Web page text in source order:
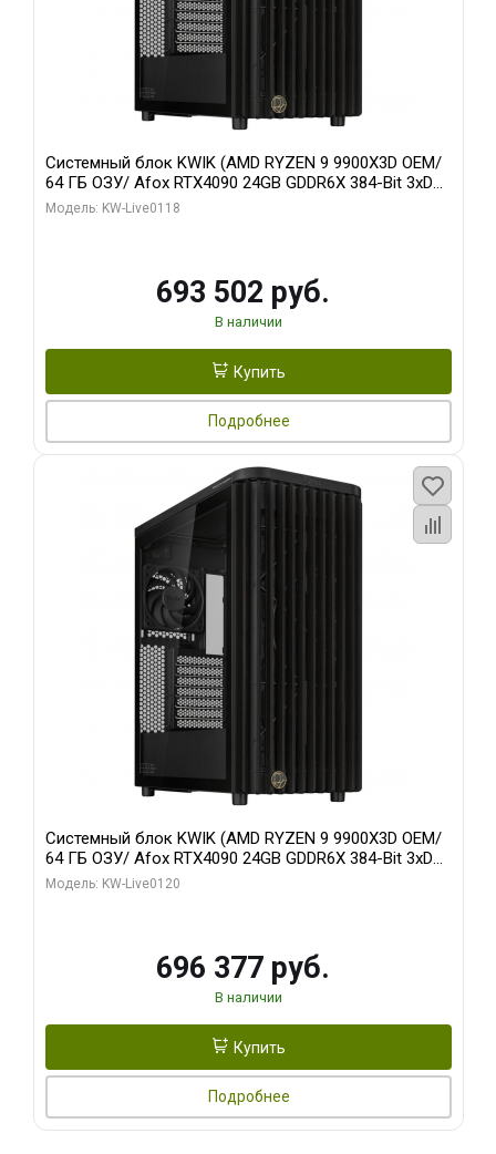
Системный блок KWIK (AMD RYZEN 9 9900X3D OEM/
64 ГБ ОЗУ/ Afox RTX4090 24GB GDDR6X 384-Bit 3xDP
HDMI ATX Turbo/ 960 ГБ SSD)
Модель: KW-Live0118
693 502 руб.
В наличии
Купить
Подробнее
Системный блок KWIK (AMD RYZEN 9 9900X3D OEM/
64 ГБ ОЗУ/ Afox RTX4090 24GB GDDR6X 384-Bit 3xDP
HDMI ATX Turbo/ 1 ТБ SSD)
Модель: KW-Live0120
696 377 руб.
В наличии
Купить
Подробнее